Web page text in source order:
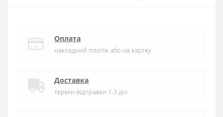
Оплата
накладний платіж або на картку
Доставка
термін відправки 1-3 дні